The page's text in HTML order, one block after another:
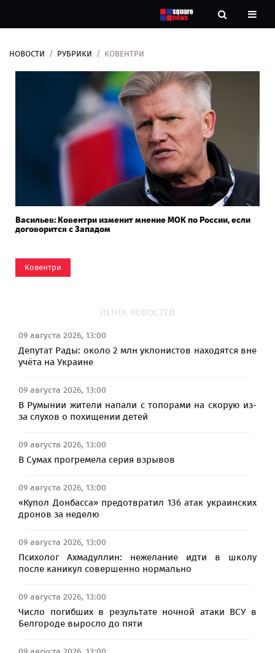
НОВОСТИ РУБРИКИ КОВЕНТРИ
Васильев: Ковентри изменит мнение МОК по России, если
договорится с Западом
Ковентри
ЛЕНТА НОВОСТЕЙ
09 августа 2026, 13:00
Депутат Рады: около 2 млн уклонистов находятся вне
учёта на Украине
09 августа 2026, 13:00
В Румынии жители напали с топорами на скорую из-
за слухов о похищении детей
09 августа 2026, 13:00
В Сумах прогремела серия взрывов
09 августа 2026, 13:00
«Купол Донбасса» предотвратил 136 атак украинских
дронов за неделю
09 августа 2026, 13:00
Психолог Ахмадуллин: нежелание идти в школу
после каникул совершенно нормально
09 августа 2026, 13:00
Число погибших в результате ночной атаки ВСУ в
Белгороде выросло до пяти